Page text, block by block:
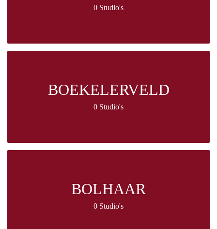
0 Studio's
BOEKELERVELD
0 Studio's
BOLHAAR
0 Studio's